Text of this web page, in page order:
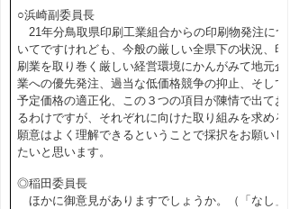
○浜崎副委員長
21年分鳥取県印刷工業組合からの印刷物発注につ
いてですけれども、今般の厳しい全県下の状況、印
刷業を取り巻く厳しい経営環境にかんがみて地元企
業への優先発注、過当な低価格競争の抑止、そして
予定価格の適正化、この３つの項目が陳情で出てお
るわけですが、それぞれに向けた取り組みを求める
願意はよく理解できるということで採択をお願いし
たいと思います。
◎稲田委員長
ほかに御意見がありますでしょうか。（「なし」